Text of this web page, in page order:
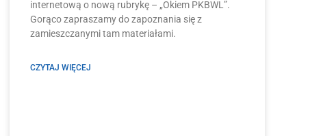
internetową o nową rubrykę – „Okiem PKBWL”.
Gorąco zapraszamy do zapoznania się z
zamieszczanymi tam materiałami.
CZYTAJ WIĘCEJ